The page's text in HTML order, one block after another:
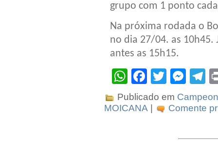
grupo com 1 ponto
Na próxima rodada o
no dia 27/04. as
antes as 15h15.
WhatsApp
Facebook
Twitter
Publicado em
MOICANA
Comente